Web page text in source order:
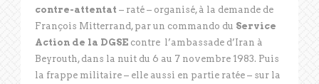
contre-attentat – raté – organisé, à la demande de
François Mitterrand, par un commando du Service
Action de la DGSE contre l’ambassade d’Iran à
Beyrouth, dans la nuit du 6 au 7 novembre 1983. Puis
la frappe militaire – elle aussi en partie ratée – sur la